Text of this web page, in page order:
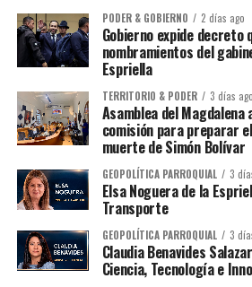
PODER & GOBIERNO 2 días ago
Gobierno expide decreto
nombramientos del
Espriella
TERRITORIO & PODER 3 días ago
Asamblea del
comisión para preparar
muerte de Simón Bolívar
GEOPOLÍTICA PARROQUIAL 3
Elsa Noguera de la
Transporte
GEOPOLÍTICA PARROQUIAL 3
Claudia Benavides
Ciencia, Tecnología e